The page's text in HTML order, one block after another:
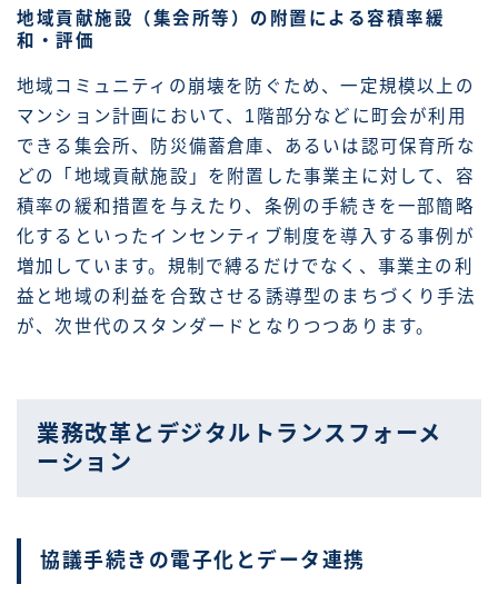
地域貢献施設（集会所等）の附置による容積率緩
和・評価
地域コミュニティの崩壊を防ぐため、一定規模以上の
マンション計画において、1階部分などに町会が利用
できる集会所、防災備蓄倉庫、あるいは認可保育所な
どの「地域貢献施設」を附置した事業主に対して、容
積率の緩和措置を与えたり、条例の手続きを一部簡略
化するといったインセンティブ制度を導入する事例が
増加しています。規制で縛るだけでなく、事業主の利
益と地域の利益を合致させる誘導型のまちづくり手法
が、次世代のスタンダードとなりつつあります。
業務改革とデジタルトランスフォーメ
ーション
協議手続きの電子化とデータ連携